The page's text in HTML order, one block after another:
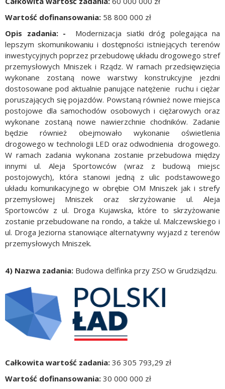
Wartość dofinansowania: 58 800 000 zł
Opis zadania: - Modernizacja siatki dróg polegająca na
lepszym skomunikowaniu i dostępności istniejących terenów
inwestycyjnych poprzez przebudowę układu drogowego stref
przemysłowych Mniszek i Rządz. W ramach przedsięwzięcia
wykonane zostaną nowe warstwy konstrukcyjne jezdni
dostosowane pod aktualnie panujące natężenie ruchu i ciężar
poruszających się pojazdów. Powstaną również nowe miejsca
postojowe dla samochodów osobowych i ciężarowych oraz
wykonane zostaną nowe nawierzchnie chodników. Zadanie
będzie również obejmowało wykonanie oświetlenia
drogowego w technologii LED oraz odwodnienia drogowego.
W ramach zadania wykonana zostanie przebudowa między
innymi ul. Aleja Sportowców (wraz z budową miejsc
postojowych), która stanowi jedną z ulic podstawowego
układu komunikacyjnego w obrębie OM Mniszek jak i strefy
przemysłowej Mniszek oraz skrzyżowanie ul. Aleja
Sportowców z ul. Droga Kujawska, które to skrzyżowanie
zostanie przebudowane na rondo, a także ul. Malczewskiego i
ul. Droga Jeziorna stanowiące alternatywny wyjazd z terenów
przemysłowych Mniszek.
4) Nazwa zadania: Budowa delfinka przy ZSO w Grudziądzu.
Całkowita wartość zadania: 36 305 793,29 zł
Wartość dofinansowania: 30 000 000 zł